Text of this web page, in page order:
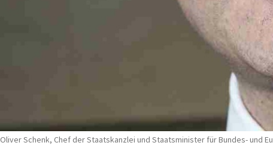
Oliver Schenk, Chef der Staatskanzlei und Staatsminister für Bundes- und